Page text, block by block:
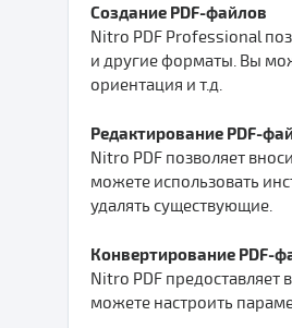
Создание PDF-файлов
Nitro PDF Professional
и другие форматы. Вы
ориентация и т.д.
Редактирование PDF-
Nitro PDF позволяет
можете использовать
удалять существующие.
Конвертирование PDF-
Nitro PDF предоставляет
можете настроить